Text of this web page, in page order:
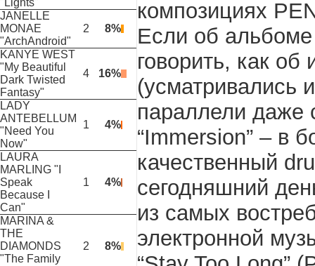
"Lights"
JANELLE
MONAE
"ArchAndroid"
2 8%
KANYE WEST
"My Beautiful
Dark Twisted
Fantasy"
4 16%
LADY
ANTEBELLUM
"Need You
Now"
1 4%
LAURA
MARLING "I
Speak
Because I
Can"
1 4%
MARINA &
THE
DIAMONDS
"The Family
2 8%
композициях
Если об альбоме
говорить, как об
(усматривались
параллели даже
“Immersion” – в
качественный
сегодняшний
из самых
электронной